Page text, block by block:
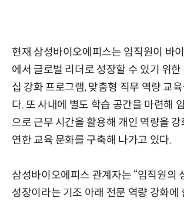
현재 삼성바이오에피스는 임직원이 바
에서 글로벌 리더로 성장할 수 있기 위한
십 강화 프로그램, 맞춤형 직무 역량 교
다. 또 사내에 별도 학습 공간을 마련해
으로 근무 시간을 활용해 개인 역량을
연한 교육 문화를 구축해 나가고 있다.
삼성바이오에피스 관계자는 “임직원의
성장이라는 기조 아래 전문 역량 강화에